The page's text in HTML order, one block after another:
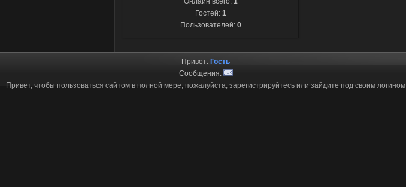
Гостей: 1
Пользователей: 0
Привет: Гость
Сообщения:
Привет, чтобы пользоваться сайтом в полной мере, пожалуйста, зарегистрируйтесь или зайдите под своим логином